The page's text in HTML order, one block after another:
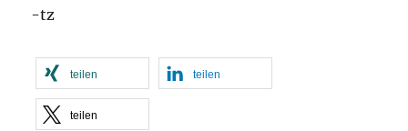
-tz
teilen teilen
teilen